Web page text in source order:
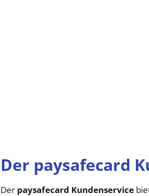
Der paysafecard
Der paysafecard Kundenservice